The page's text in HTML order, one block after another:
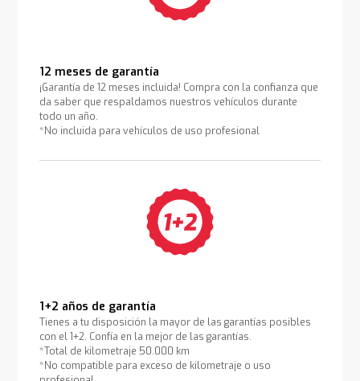
12 meses de garantía
¡Garantía de 12 meses incluida! Compra con la confianza que
da saber que respaldamos nuestros vehículos durante
todo un año.
*No incluida para vehículos de uso profesional
1+2 años de garantía
Tienes a tu disposición la mayor de las garantías posibles
con el 1+2. Confía en la mejor de las garantías.
*Total de kilometraje 50.000 km
*No compatible para exceso de kilometraje o uso